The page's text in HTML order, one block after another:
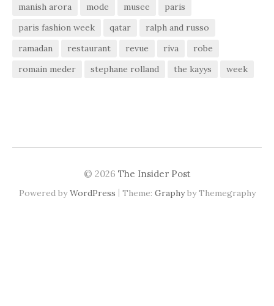
manish arora
mode musee
paris
paris fashion week
qatar
ralph and russo
ramadan
restaurant revue riva
robe
romain meder
stephane rolland the kayys week
© 2026 The Insider Post
Powered byWordPress | Theme: Graphyby Themegraphy